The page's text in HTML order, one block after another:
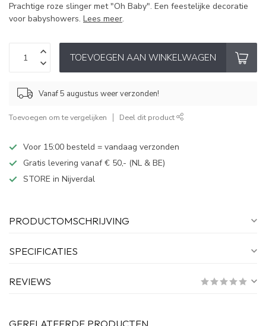
Prachtige roze slinger met "Oh Baby". Een feestelijke decoratie
voor babyshowers. Lees meer.
TOEVOEGEN AAN WINKELWAGEN
Vanaf 5 augustus weer verzonden!
Toevoegen om te vergelijken Deel dit product
Voor 15:00 besteld = vandaag verzonden
Gratis levering vanaf € 50,- (NL & BE)
STORE in Nijverdal
PRODUCTOMSCHRIJVING
SPECIFICATIES
REVIEWS
GERELATEERDE PRODUCTEN